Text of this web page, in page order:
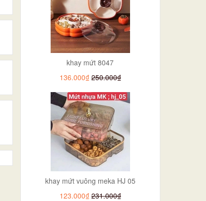
khay mứt 8047
136.000₫ 250.000₫
khay mứt vuông meka HJ 05
123.000₫ 231.000₫